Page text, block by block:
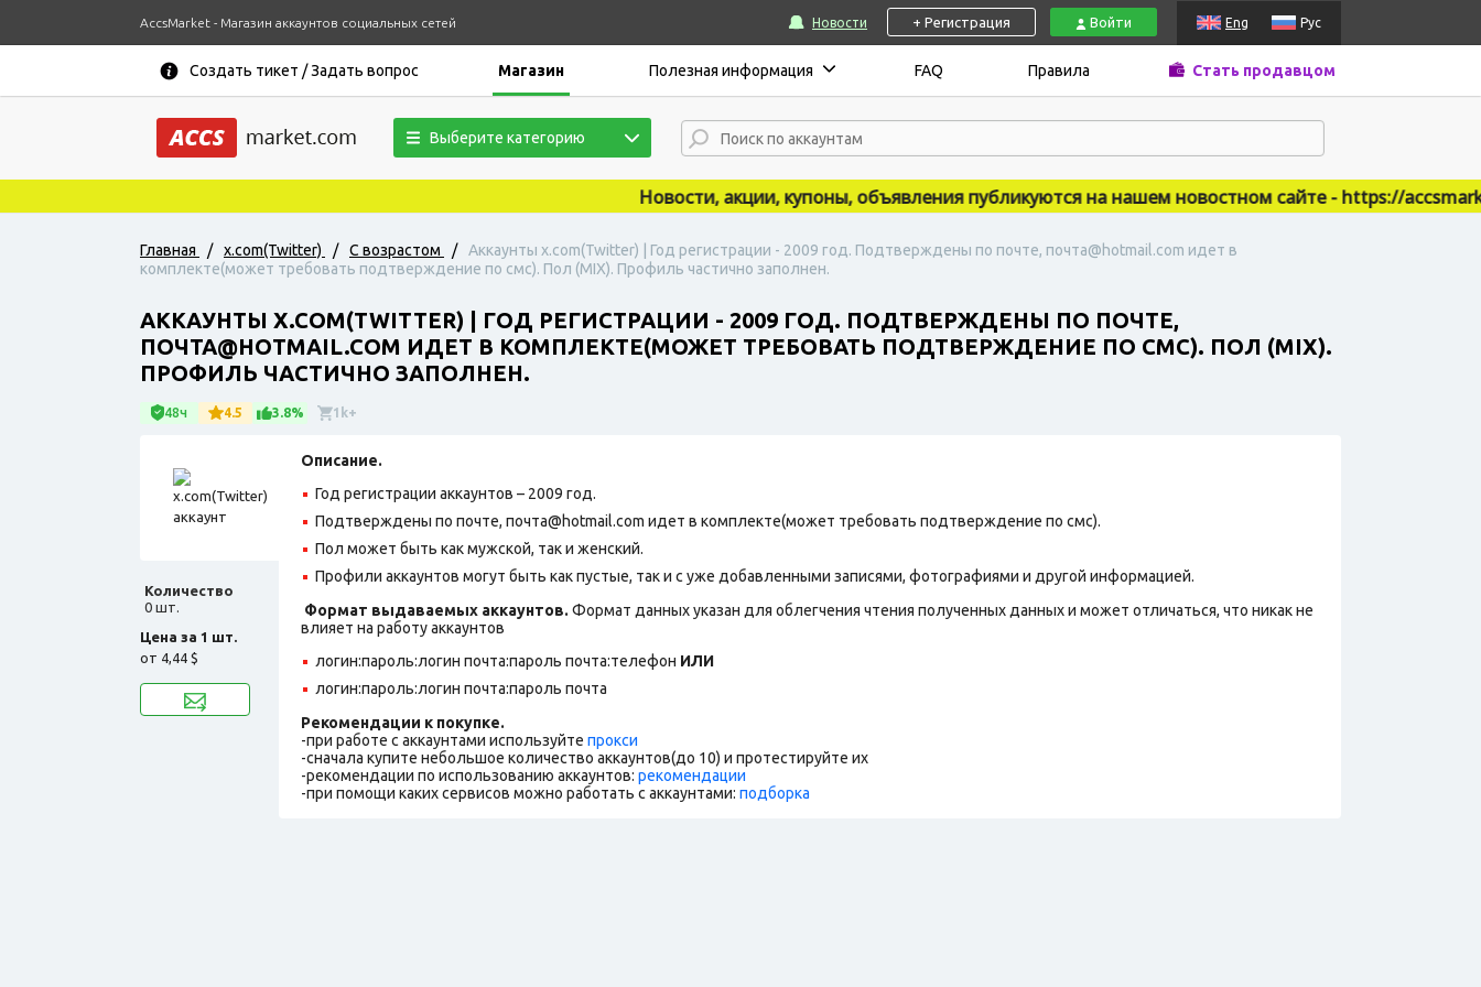
AccsMarket - Магазин аккаунтов социальных сетей Новости + Регистрация Войти Eng Рус
Создать тикет / Задать вопрос Магазин Полезная информация FAQ Правила Стать продавцом
Выберите категорию
Новости, акции, купоны, объявления публикуются на нашем новостном сайте - https://
Главная / x.com(Twitter) / С возрастом /
Аккаунты x.com(Twitter) | Год регистрации - 2009 год. Подтверждены по почте, почта@hotmail.com идет в
комплекте(может требовать подтверждение по смс). Пол (MIX). Профиль частично заполнен.
АККАУНТЫ X.COM(TWITTER) | ГОД РЕГИСТРАЦИИ - 2009 ГОД. ПОДТВЕРЖДЕНЫ ПО ПОЧТЕ,
ПОЧТА@HOTMAIL.COM ИДЕТ В КОМПЛЕКТЕ(МОЖЕТ ТРЕБОВАТЬ ПОДТВЕРЖДЕНИЕ ПО СМС). ПОЛ (MIX).
ПРОФИЛЬ ЧАСТИЧНО ЗАПОЛНЕН.
48ч 4.5 3.8% 1k+
Количество
0 шт.
Цена за 1 шт.
от 4,44 $
Описание.
Год регистрации аккаунтов – 2009 год.
Подтверждены по почте, почта@hotmail.com идет в комплекте(может требовать подтверждение по смс).
Пол может быть как мужской, так и женский.
Профили аккаунтов могут быть как пустые, так и с уже добавленными записями, фотографиями и другой информацией.
Формат выдаваемых аккаунтов. Формат данных указан для облегчения чтения полученных данных и может отличаться, что никак не
влияет на работу аккаунтов
логин:пароль:логин почта:пароль почта:телефон ИЛИ
логин:пароль:логин почта:пароль почта
Рекомендации к покупке.
-при работе с аккаунтами используйте прокси
-сначала купите небольшое количество аккаунтов(до 10) и протестируйте их
-рекомендации по использованию аккаунтов: рекомендации
-при помощи каких сервисов можно работать с аккаунтами: подборка